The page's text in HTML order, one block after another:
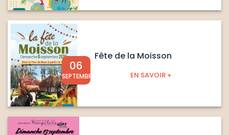
06
SEPTEMBRE
Fête de la Moisson
EN SAVOIR +